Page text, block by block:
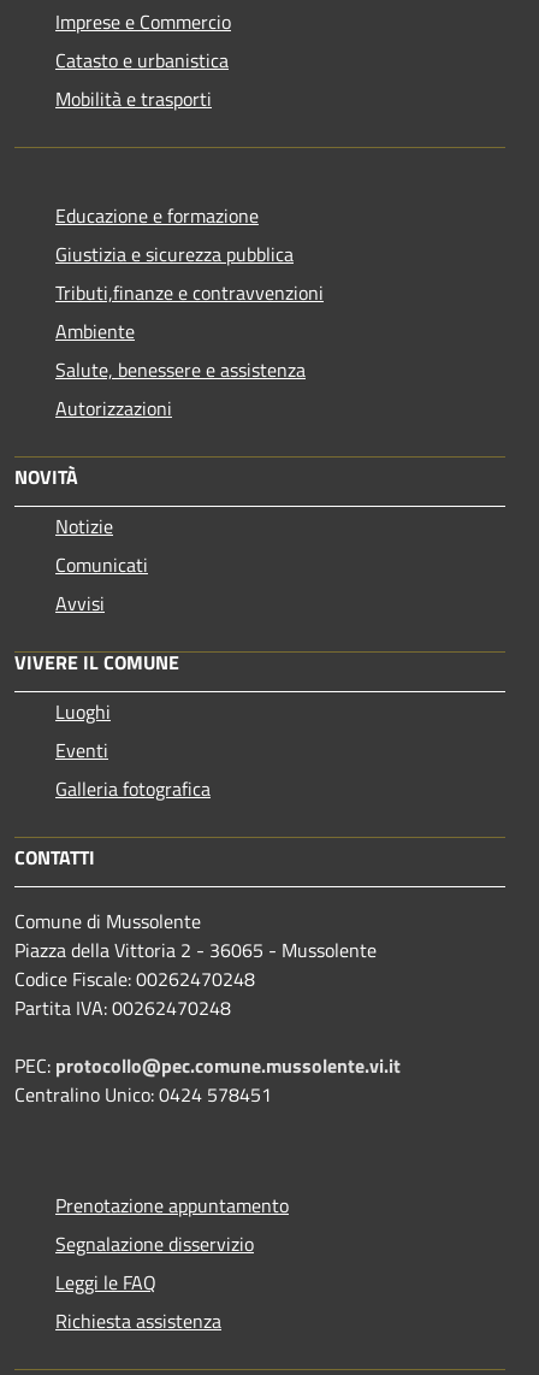
Imprese e Commercio
Catasto e urbanistica
Mobilità e trasporti
Educazione e formazione
Giustizia e sicurezza pubblica
Tributi,finanze e contravvenzioni
Ambiente
Salute, benessere e assistenza
Autorizzazioni
NOVITÀ
Notizie
Comunicati
Avvisi
VIVERE IL COMUNE
Luoghi
Eventi
Galleria fotografica
CONTATTI
Comune di Mussolente
Piazza della Vittoria 2 - 36065 - Mussolente
Codice Fiscale: 00262470248
Partita IVA: 00262470248
PEC: protocollo@pec.comune.mussolente.vi.it
Centralino Unico: 0424 578451
Prenotazione appuntamento
Segnalazione disservizio
Leggi le FAQ
Richiesta assistenza